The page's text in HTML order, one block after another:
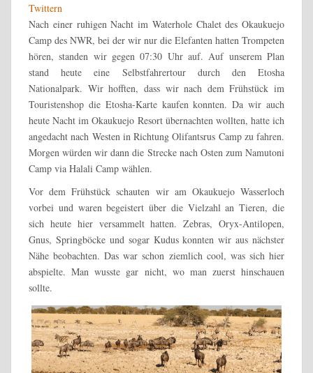
Twittern
Nach einer ruhigen Nacht im Waterhole Chalet des Okaukuejo
Camp des NWR, bei der wir nur die Elefanten hatten Trompeten
hören, standen wir gegen 07:30 Uhr auf. Auf unserem Plan
stand heute eine Selbstfahrertour durch den Etosha
Nationalpark. Wir hofften, dass wir nach dem Frühstück im
Touristenshop die Etosha-Karte kaufen konnten. Da wir auch
heute Nacht im Okaukuejo Resort übernachten wollten, hatte ich
angedacht nach Westen in Richtung Olifantsrus Camp zu fahren.
Morgen würden wir dann die Strecke nach Osten zum Namutoni
Camp via Halali Camp wählen.
Vor dem Frühstück schauten wir am Okaukuejo Wasserloch
vorbei und waren begeistert über die Vielzahl an Tieren, die
sich heute hier versammelt hatten. Zebras, Oryx-Antilopen,
Gnus, Springböcke und sogar Kudus konnten wir aus nächster
Nähe beobachten. Das war schon ziemlich cool, was sich hier
abspielte. Man wusste gar nicht, wo man zuerst hinschauen
sollte.